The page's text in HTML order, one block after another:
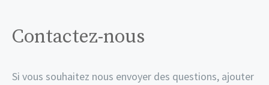
Contactez-nous
Si vous souhaitez nous envoyer des questions, ajouter